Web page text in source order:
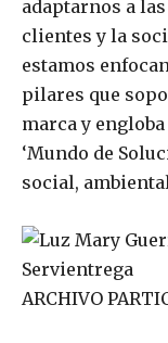
adaptarnos a
clientes y la
estamos
pilares que
marca y
‘Mundo de
social,
ARCHIVO